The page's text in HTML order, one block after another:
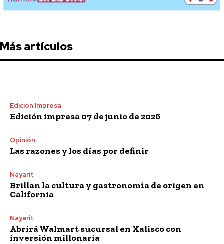
Más artículos
Edición Impresa
Edición impresa 07 de junio de 2026
Opinión
Las razones y los días por definir
Nayarit
Brillan la cultura y gastronomía de origen en
California
Nayarit
Abrirá Walmart sucursal en Xalisco con
inversión millonaria